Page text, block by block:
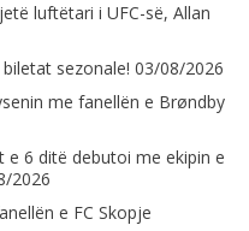
luftëtari i UFC-së, Allan
sezonale! 03/08/2026
me fanellën e Brøndby
6 ditë debutoi me ekipin e
2026
e FC Skopje